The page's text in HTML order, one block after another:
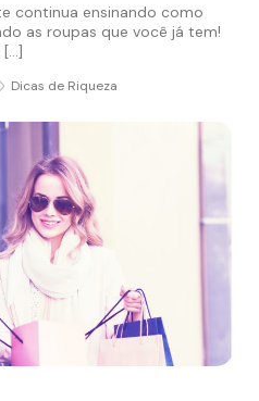
continua ensinando como
as roupas que você já tem!
[…]
Dicas de Riqueza